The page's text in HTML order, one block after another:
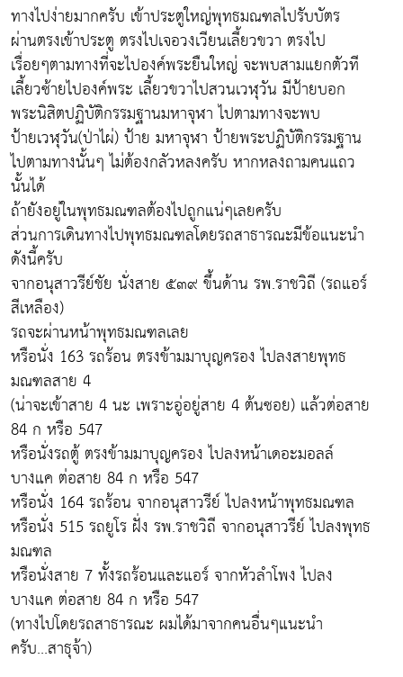
ทางไปง่ายมากครับ เข้าประตูใหญ่พุทธมณฑลไปรับบัตร
ผ่านตรงเข้าประตู ตรงไปเจอวงเวียนเลี้ยวขวา ตรงไป
เรื่อยๆตามทางที่จะไปองค์พระยืนใหญ่ จะพบสามแยกตัวที
เลี้ยวซ้ายไปองค์พระ เลี้ยวขวาไปสวนเวฬุวัน มีป้ายบอก
พระนิสิตปฏิบัติกรรมฐานมหาจุฬา ไปตามทางจะพบ
ป้ายเวฬุวัน(ป่าไผ่) ป้าย มหาจุฬา ป้ายพระปฏิบัติกรรมฐาน
ไปตามทางนั้นๆ ไม่ต้องกลัวหลงครับ หากหลงถามคนแถว
นั้นได้
ถ้ายังอยู่ในพุทธมณฑลต้องไปถูกแน่ๆเลยครับ
ส่วนการเดินทางไปพุทธมณฑลโดยรถสาธารณะมีข้อแนะนำ
ดังนี้ครับ
จากอนุสาวรีย์ชัย นั่งสาย ๕๓๙ ขึ้นด้าน รพ.ราชวิถี (รถแอร์
สีเหลือง)
รถจะผ่านหน้าพุทธมณฑลเลย
หรือนั่ง 163 รถร้อน ตรงข้ามมาบุญครอง ไปลงสายพุทธ
มณฑลสาย 4
(น่าจะเข้าสาย 4 นะ เพราะอู่อยู่สาย 4 ต้นซอย) แล้วต่อสาย
84 ก หรือ 547
หรือนั่งรถตู้ ตรงข้ามมาบุญครอง ไปลงหน้าเดอะมอลล์
บางแค ต่อสาย 84 ก หรือ 547
หรือนั่ง 164 รถร้อน จากอนุสาวรีย์ ไปลงหน้าพุทธมณฑล
หรือนั่ง 515 รถยูโร ฝั่ง รพ.ราชวิถี จากอนุสาวรีย์ ไปลงพุทธ
มณฑล
หรือนั่งสาย 7 ทั้งรถร้อนและแอร์ จากหัวลำโพง ไปลง
บางแค ต่อสาย 84 ก หรือ 547
(ทางไปโดยรถสาธารณะ ผมได้มาจากคนอื่นๆแนะนำ
ครับ...สาธุจ้า)